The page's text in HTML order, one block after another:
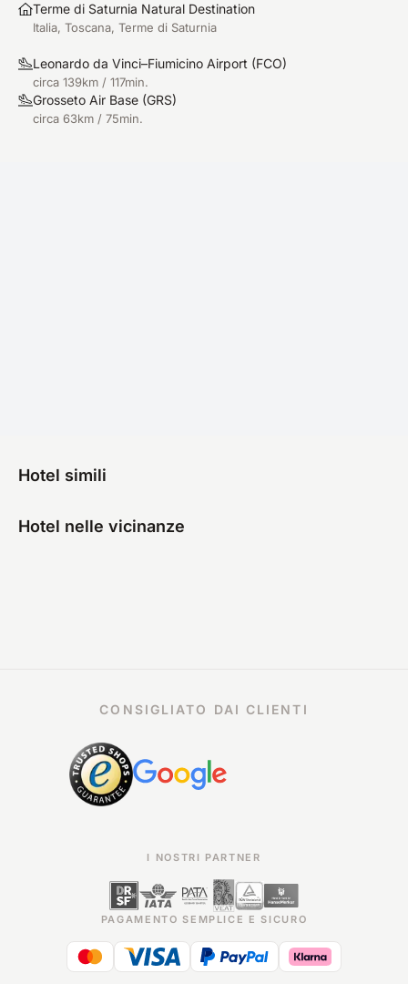
Terme di Saturnia Natural Destination
Italia, Toscana, Terme di Saturnia
Leonardo da Vinci–Fiumicino Airport (FCO)
circa 139km / 117min.
Grosseto Air Base (GRS)
circa 63km / 75min.
Hotel simili
Hotel nelle vicinanze
CONSIGLIATO DAI CLIENTI
I NOSTRI PARTNER
PAGAMENTO SEMPLICE E SICURO